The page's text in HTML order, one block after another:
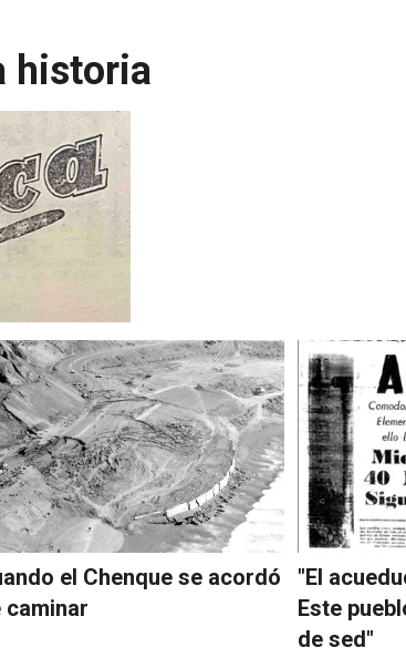
historia
el Chenque se acordó
caminar
"El
Este
de sed"